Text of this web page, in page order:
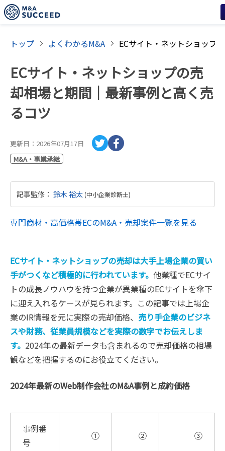
トップ よくわかるM&A
ECサイト・ネットショップの売
却相場と期間｜最新事例と高く売
るコツ
更新日： 2026年07月17日
M&A・事業承継
記事監修 ： 鈴木 裕太(中小企業診断士)
専門商材・高価格帯ECのM&A・売却案件一覧を見る
ECサイト・ネットショップの売却は大手上場企業の買い
手がつくなど積極的に行われています。 他業種でECサイ
トの成長ノウハウを持つ企業が異業種のECサイトを傘下
に迎え入れるケースが見られます。この記事では上場企
業のIR情報を元に実際の売却価格、 売り手企業のビジネ
スや財務、従業員規模などを実際の数字でお伝えしま
す。 2024年の最新データも含まれるので売却価格の相場
観などを把握するのにお役立てください。
2024年最新のWeb制作会社のM&A事例と成約価格
事例番
号
① ② ③